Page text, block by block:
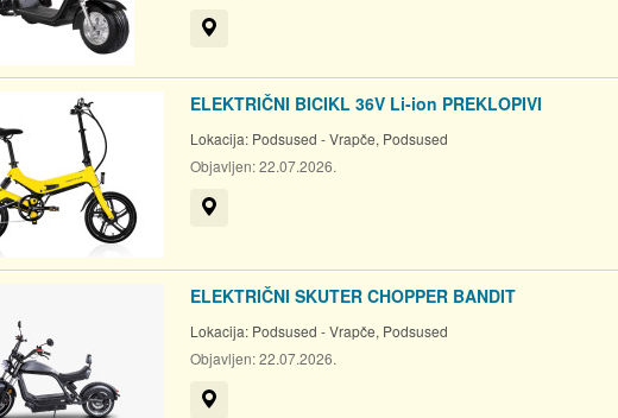
ELEKTRIČNI BICIKL 36V Li-ion PREKLOPIVI
Lokacija: Podsused - Vrapče, Podsused
Objavljen:22.07.2026.
ELEKTRIČNI SKUTER CHOPPER BANDIT
Lokacija: Podsused - Vrapče, Podsused
Objavljen:22.07.2026.